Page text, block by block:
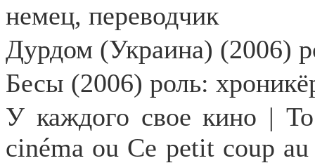
немец, переводчик
Дурдом (Украина) (2006)
Бесы (2006) роль:
У каждого свое кино |To
cinéma ou Ce petit coup au